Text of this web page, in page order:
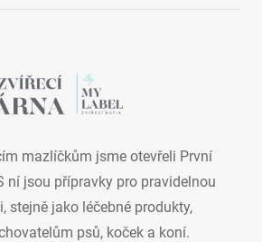
mazlíčkům jsme otevřeli První
ní jsou přípravky pro pravidelnou
stejně jako léčebné produkty,
psů, koček a koní.